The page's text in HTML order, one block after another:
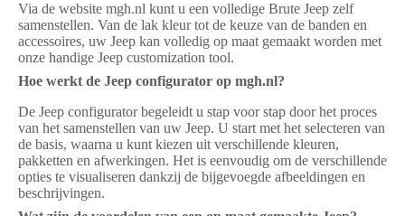
Via de website mgh.nl kunt u een volledige Brute Jeep zelf
samenstellen. Van de lak kleur tot de keuze van de banden en
accessoires, uw Jeep kan volledig op maat gemaakt worden met
onze handige Jeep customization tool.
Hoe werkt de Jeep configurator op mgh.nl?
De Jeep configurator begeleidt u stap voor stap door het proces
van het samenstellen van uw Jeep. U start met het selecteren van
de basis, waarna u kunt kiezen uit verschillende kleuren,
pakketten en afwerkingen. Het is eenvoudig om de verschillende
opties te visualiseren dankzij de bijgevoegde afbeeldingen en
beschrijvingen.